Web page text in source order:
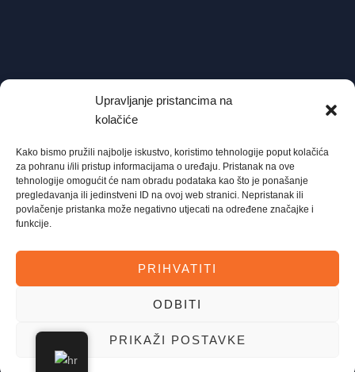
Upravljanje pristancima na
kolačiće
Kako bismo pružili najbolje iskustvo, koristimo tehnologije poput kolačića
za pohranu i/ili pristup informacijama o uređaju. Pristanak na ove
tehnologije omogućit će nam obradu podataka kao što je ponašanje
pregledavanja ili jedinstveni ID na ovoj web stranici. Nepristanak ili
povlačenje pristanka može negativno utjecati na određene značajke i
funkcije.
PRIHVATITI
ODBITI
PRIKAŽI POSTAVKE
13/02/2025
© Copyright Mystore Zoki 2026. Sva prava zadržana. Razvio
Pišite nam direktno u Messenger!